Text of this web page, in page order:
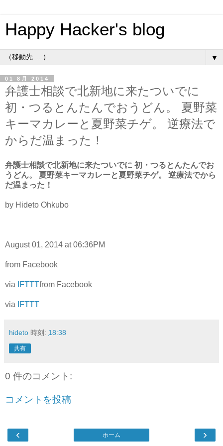
Happy Hacker's blog
▼
01 8月 2014
弁護士相談で北新地に来たついでに
初・つるとんたんでおうどん。 夏野菜
キーマカレーと夏野菜チゲ。 逆療法で
からだ温まった！
弁護士相談で北新地に来たついでに 初・つるとんたんでお
うどん。 夏野菜キーマカレーと夏野菜チゲ。 逆療法でから
だ温まった！
by Hideto Ohkubo
August 01, 2014 at 06:36PM
from Facebook
via IFTTTfrom Facebook
via IFTTT
hideto 時刻: 18:38
共有
0 件のコメント:
コメントを投稿
‹ ›
ホーム